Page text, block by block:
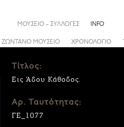
ΖΩΝΤΑΝΟ ΜΟΥΣΕΙΟ ΧΡΟΝΟΛΟΓΙΟ
ΜΟΥΣΕΙΟ – ΣΥΛΛΟΓΕΣ INFO
Τίτλος:
Εις Άδου Κάθοδος.
Αρ. Ταυτότητας:
ΓΕ_1077